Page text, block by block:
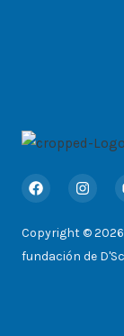
F
a
b
o
I
n
a
g
Copyright ©
fundación de